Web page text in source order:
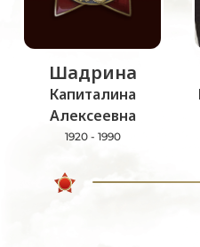
Шадрина
Капиталина
Алексеевна
1920 - 1990